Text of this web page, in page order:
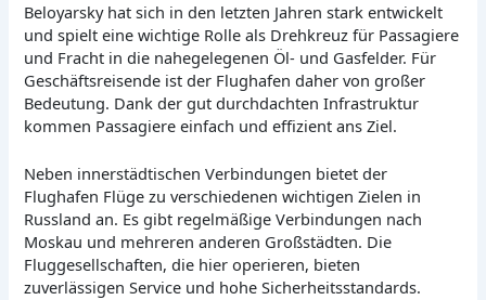
Beloyarsky hat sich in den letzten Jahren stark entwickelt
und spielt eine wichtige Rolle als Drehkreuz für Passagiere
und Fracht in die nahegelegenen Öl- und Gasfelder. Für
Geschäftsreisende ist der Flughafen daher von großer
Bedeutung. Dank der gut durchdachten Infrastruktur
kommen Passagiere einfach und effizient ans Ziel.
Neben innerstädtischen Verbindungen bietet der
Flughafen Flüge zu verschiedenen wichtigen Zielen in
Russland an. Es gibt regelmäßige Verbindungen nach
Moskau und mehreren anderen Großstädten. Die
Fluggesellschaften, die hier operieren, bieten
zuverlässigen Service und hohe Sicherheitsstandards.